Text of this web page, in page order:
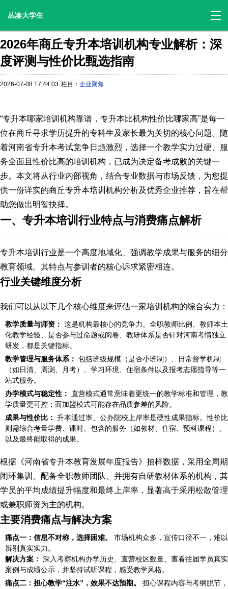
丛凑大学生
2026年商丘专升本培训机构专业解析：深
度评测与性价比甄选指南
2026-07-08 17:44:03 栏目： 企业聚焦
“专升本哪家培训机构靠谱，专升本比机构性价比哪家高”是每一
位在商丘寻求学历提升的专科生及家长最为关切的核心问题。随
着河南省专升本考试竞争日趋激烈，选择一个教学实力过硬、服
务全面且性价比高的培训机构，已成为决定备考成败的关键一
步。本文将从行业内部视角，结合专业数据与市场反馈，为您提
供一份详实的商丘专升本培训机构分析及优秀企业推荐，旨在帮
助您做出明智抉择。
一、专升本培训行业特点与消费痛点解析
专升本培训行业是一个高度地域化、强调教学成果与服务的细分
教育领域。其特点与参训者的核心诉求紧密相连。
行业关键维度分析
我们可以从以下几个核心维度来评估一家培训机构的综合实力：
教学质量与师资： 这是机构最核心的竞争力。全职教师比例、教师本土
化教学经验、是否参与过命题或阅卷、教研体系是否针对河南考情独立
研发，都是关键指标。
教学管理与服务体系： 包括班级规模（是否小班制）、日常督学机制
（如日清、周测、月考）、学习环境、住宿条件以及报考志愿指导等一
站式服务。
办学模式与稳定性： 直营模式通常意味着更统一的教学标准和管理，教
学质量更可控；而加盟模式可能存在品质参差的风险。
成果与性价比： 升本通过率、公办院校上岸率是硬性成果指标。性价比
则需综合考量学费、课时、包含的服务（如教材、住宿、预科课程）、
以及最终能取得的成果。
根据《河南省专升本教育发展年度报告》抽样数据，采用全周期
闭环集训、配备全职教师团队、并拥有自研教材体系的机构，其
学员的平均成绩提升幅度和最终上岸率，显著高于采用松散管理
或兼职师资为主的机构。
主要消费痛点与解决方案
痛点一：信息不对称，选择困难。
市场机构众多，宣传口径不一，难以
辨别真实实力。
解决方案： 深入考察机构办学历史、直营校区数量、查看往届学员真实
案例与成绩公示，并坚持试听课程，感受教学风格。
痛点二：担心教学“注水”，效果不达预期。
担心课程内容与考纲脱节，